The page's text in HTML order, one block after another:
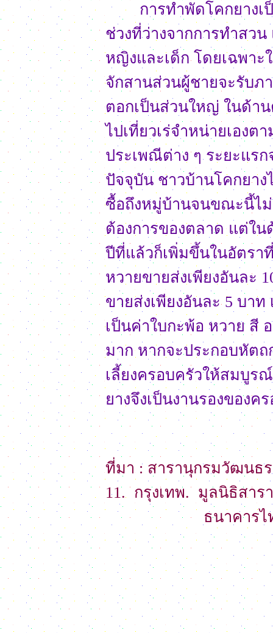
การทำพัดโคกยางเป็
ช่วงที่ว่างจากการทำสว
หญิงและเด็ก โดยเฉพา
จักสานส่วนผู้ชายจะรับภ
ตอกเป็นส่วนใหญ่ ในด้า
ไปเที่ยวเร่จำหน่ายเอง
ประเพณีต่าง ๆ ระยะแร
ปัจจุบัน ชาวบ้านโคกยาง
ซื้อถึงหมู่บ้านจนขณะนี้ไ
ต้องการของตลาด แต่ใน
ปีที่แล้วก็เพิ่มขึ้นในอัตร
หวายขายส่งเพียงอันละ
ขายส่งเพียงอันละ 5 บา
เป็นค่าใบกะพ้อ หวาย สี
มาก หากจะประกอบหัต
เลี้ยงครอบครัวให้สมบูร
ยางจึงเป็นงานรองของ
ที่มา : สารานุกรมวัฒนธ
11. กรุงเทพ. มูลนิธิสา
ธนาคารไทยพา